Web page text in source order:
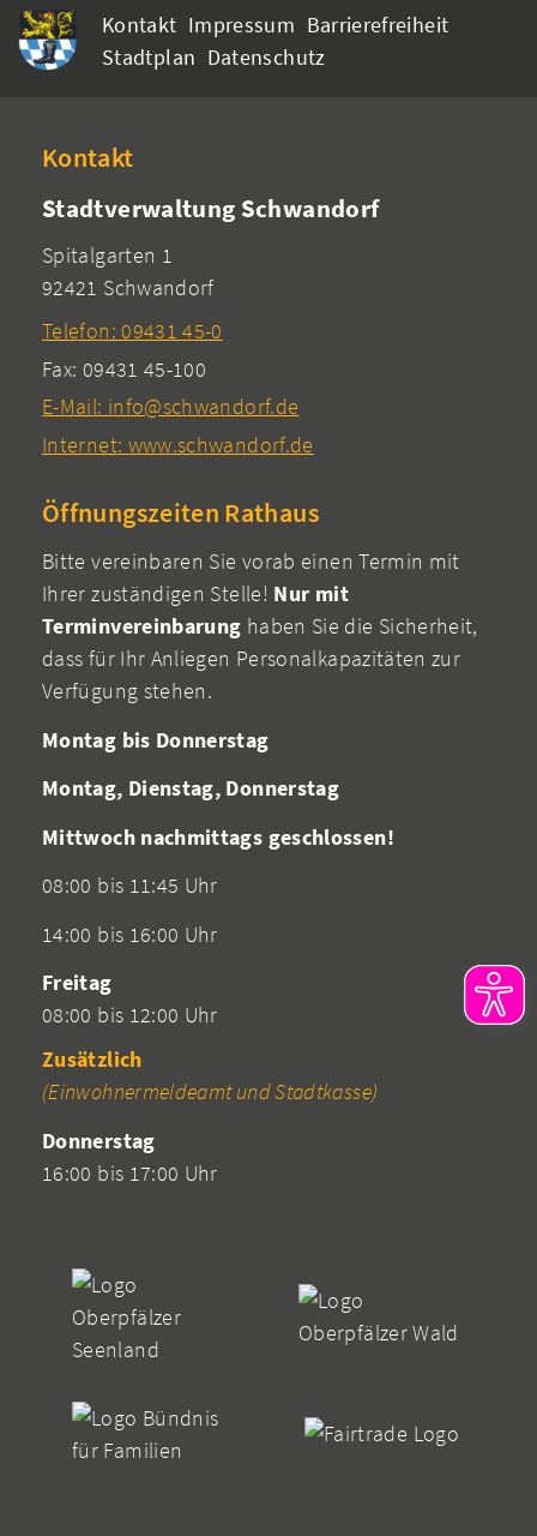
Kontakt Impressum Barrierefreiheit
Stadtplan Datenschutz
Kontakt
Stadtverwaltung Schwandorf
Spitalgarten 1
92421 Schwandorf
Telefon: 09431 45-0
Fax: 09431 45-100
E-Mail: info@schwandorf.de
Internet: www.schwandorf.de
Öffnungszeiten Rathaus
Bitte vereinbaren Sie vorab einen Termin mit
Ihrer zuständigen Stelle! Nur mit
Terminvereinbarung haben Sie die Sicherheit,
dass für Ihr Anliegen Personalkapazitäten zur
Verfügung stehen.
Montag bis Donnerstag
Montag, Dienstag, Donnerstag
Mittwoch nachmittags geschlossen!
08:00 bis 11:45 Uhr
14:00 bis 16:00 Uhr
Freitag
08:00 bis 12:00 Uhr
Zusätzlich
(Einwohnermeldeamt und Stadtkasse)
Donnerstag
16:00 bis 17:00 Uhr